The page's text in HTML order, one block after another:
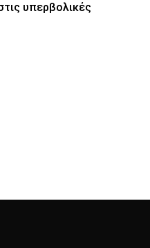
υπερβολικές